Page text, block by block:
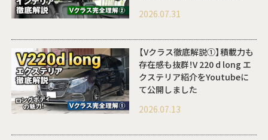
2026.07.31
【Vクラス徹底解説①】積載力も
存在感も抜群！V 220 d long エ
クステリア紹介をYoutubeに
て公開しました
2026.07.13